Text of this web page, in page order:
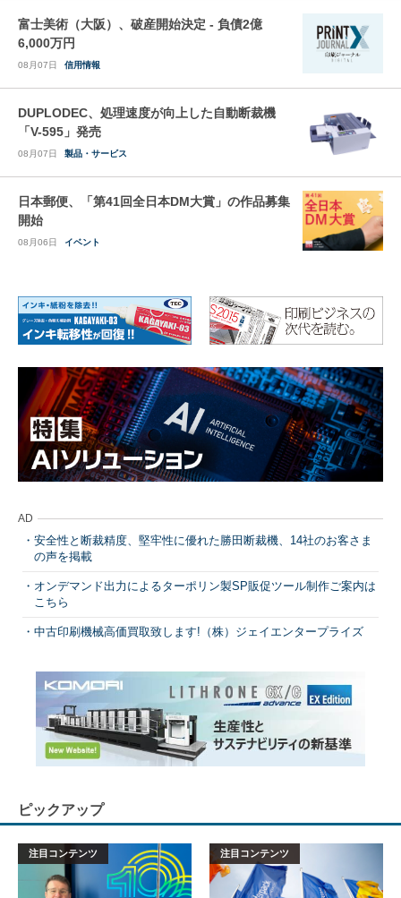
富士美術（大阪）、破産開始決定 - 負債2億
6,000万円
08月07日 信用情報
DUPLODEC、処理速度が向上した自動断裁機
「V-595」発売
08月07日 製品・サービス
日本郵便、「第41回全日本DM大賞」の作品募集
開始
08月06日 イベント
AD
安全性と断裁精度、堅牢性に優れた勝田断裁機、14社のお客さま
の声を掲載
オンデマンド出力によるターポリン製SP販促ツール制作ご案内は
こちら
中古印刷機械高価買取致します!（株）ジェイエンタープライズ
ピックアップ
注目コンテンツ 注目コンテンツ